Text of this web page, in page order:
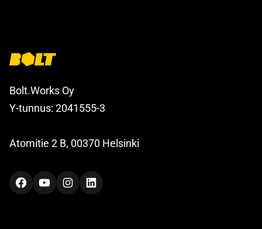
Bolt.Works Oy
Y-tunnus: 2041555-3
Atomitie 2 B, 00370 Helsinki
FacebookYouTubeInstagramLinkedIn